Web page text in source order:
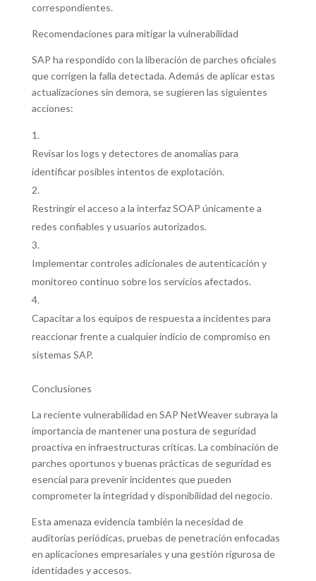
correspondientes.
Recomendaciones para mitigar la vulnerabilidad
SAP ha respondido con la liberación de parches oficiales
que corrigen la falla detectada. Además de aplicar estas
actualizaciones sin demora, se sugieren las siguientes
acciones:
Revisar los logs y detectores de anomalías para
identificar posibles intentos de explotación.
Restringir el acceso a la interfaz SOAP únicamente a
redes confiables y usuarios autorizados.
Implementar controles adicionales de autenticación y
monitoreo continuo sobre los servicios afectados.
Capacitar a los equipos de respuesta a incidentes para
reaccionar frente a cualquier indicio de compromiso en
sistemas SAP.
Conclusiones
La reciente vulnerabilidad en SAP NetWeaver subraya la
importancia de mantener una postura de seguridad
proactiva en infraestructuras críticas. La combinación de
parches oportunos y buenas prácticas de seguridad es
esencial para prevenir incidentes que pueden
comprometer la integridad y disponibilidad del negocio.
Esta amenaza evidencia también la necesidad de
auditorías periódicas, pruebas de penetración enfocadas
en aplicaciones empresariales y una gestión rigurosa de
identidades y accesos.